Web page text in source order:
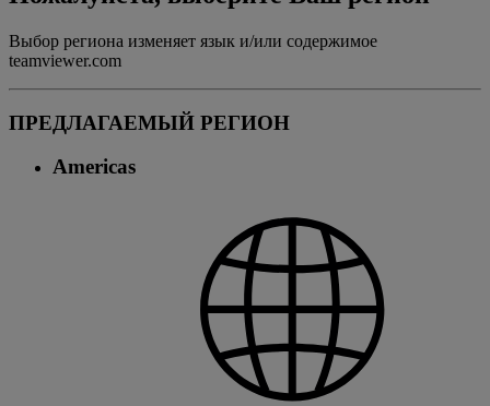
Выбор региона изменяет язык и/или содержимое
teamviewer.com
ПРЕДЛАГАЕМЫЙ РЕГИОН
Americas